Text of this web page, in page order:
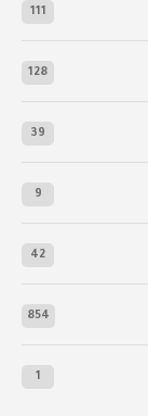
111
128
39
9
42
854
1